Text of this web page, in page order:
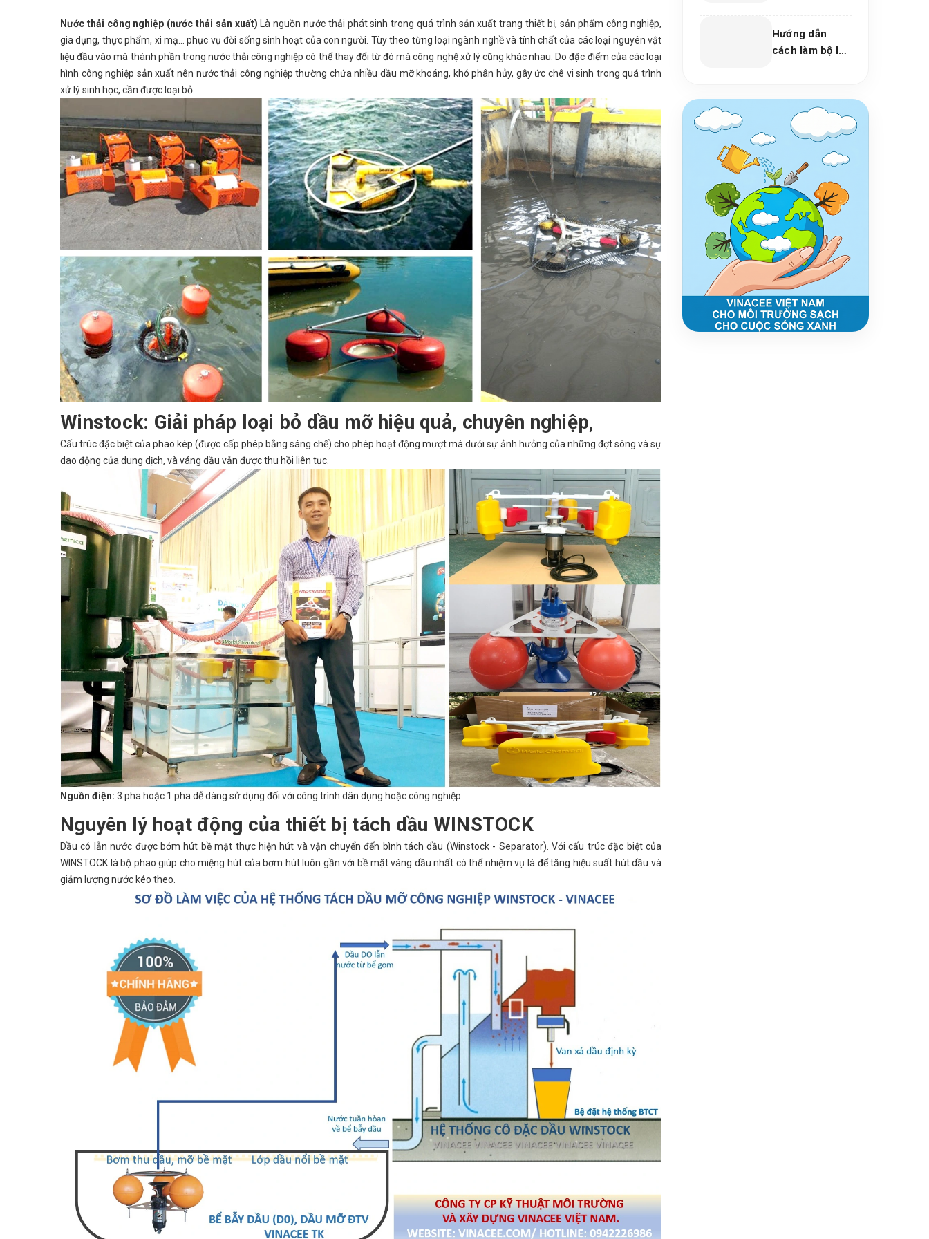
Nước thải công nghiệp (nước thải sản xuất) Là nguồn nước thải phát sinh trong quá trình sản xuất trang thiết bị, sản phẩm công nghiệp,
gia dụng, thực phẩm, xi mạ… phục vụ đời sống sinh hoạt của con người. Tùy theo từng loại ngành nghề và tính chất của các loại nguyên vật
liệu đầu vào mà thành phần trong nước thải công nghiệp có thể thay đổi từ đó mà công nghệ xử lý cũng khác nhau. Do đặc điểm của các loại
hình công nghiệp sản xuất nên nước thải công nghiệp thường chứa nhiều dầu mỡ khoáng, khó phân hủy, gây ức chê vi sinh trong quá trình
xử lý sinh học, cần được loại bỏ.
Winstock: Giải pháp loại bỏ dầu mỡ hiệu quả, chuyên nghiệp,
Cấu trúc đặc biệt của phao kép (được cấp phép bằng sáng chế) cho phép hoạt động mượt mà dưới sự ảnh hưởng của những đợt sóng và sự
dao động của dung dịch, và váng dầu vẫn được thu hồi liên tục.
Nguồn điện: 3 pha hoặc 1 pha dễ dàng sử dụng đối với công trình dân dụng hoặc công nghiệp.
Nguyên lý hoạt động của thiết bị tách dầu WINSTOCK
Dầu có lẫn nước được bớm hút bề mặt thực hiện hút và vận chuyển đến bình tách dầu (Winstock - Separator). Với cấu trúc đặc biệt của
WINSTOCK là bộ phao giúp cho miệng hút của bơm hút luôn gần với bề mặt váng dầu nhất có thể nhiệm vụ là để tăng hiệu suất hút dầu và
giảm lượng nước kéo theo.
năm 2026
Hướng dẫn
cách làm bộ lọc
đơn giản, chủ
động cho mọi
gia đình